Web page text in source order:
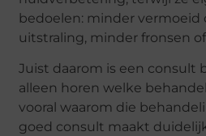
bedoelen: minder vermoeid
uitstraling, minder fronsen
Juist daarom is een consult
alleen horen welke
vooral waarom die
goed consult maakt